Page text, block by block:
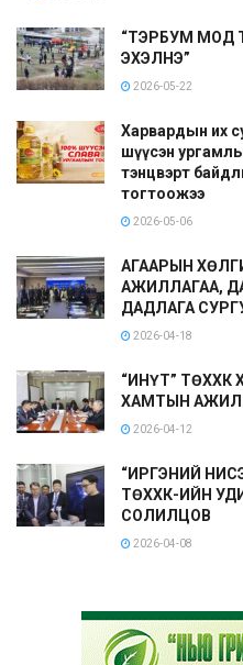
“ТЭРБУМ МОД
ЭХЭЛНЭ”
2026-05-22
Харвардын их
шүүсэн
тэнцвэрт
тогтоожээ
2026-05-06
АГААРЫН
АЖИЛЛАГАА,
ДАДЛАГА
2026-04-18
“ИНҮТ” ТӨХХК
ХАМТЫН
2026-04-12
“ИРГЭНИЙ
ТӨХХК-ИЙН
СОЛИЛЦОВ
2026-04-08